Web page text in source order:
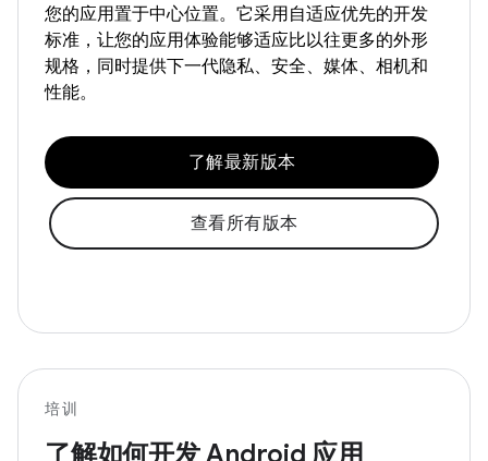
您的应用置于中心位置。它采用自适应优先的开发
标准，让您的应用体验能够适应比以往更多的外形
规格，同时提供下一代隐私、安全、媒体、相机和
性能。
了解最新版本
查看所有版本
培训
了解如何开发 Android 应用